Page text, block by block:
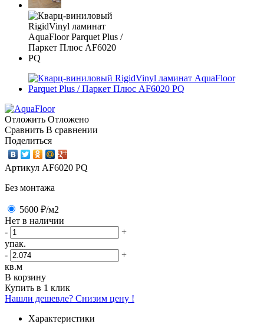
Отложить Отложено
Сравнить В сравнении
Поделиться
Артикул AF6020 PQ
Без монтажа
5600 ₽/м2
Нет в наличии
-
+
упак.
-
+
кв.м
В корзину
Купить в 1 клик
Нашли дешевле? Снизим цену !
Характеристики